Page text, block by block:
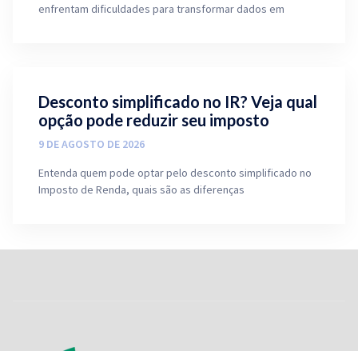
enfrentam dificuldades para transformar dados em
Desconto simplificado no IR? Veja qual
opção pode reduzir seu imposto
9 DE AGOSTO DE 2026
Entenda quem pode optar pelo desconto simplificado no
Imposto de Renda, quais são as diferenças